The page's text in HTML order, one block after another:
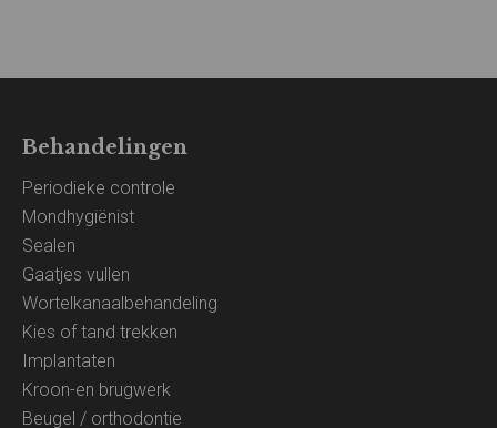
Behandelingen
Periodieke controle
Mondhygiënist
Sealen
Gaatjes vullen
Wortelkanaalbehandeling
Kies of tand trekken
Implantaten
Kroon-en brugwerk
Beugel / orthodontie